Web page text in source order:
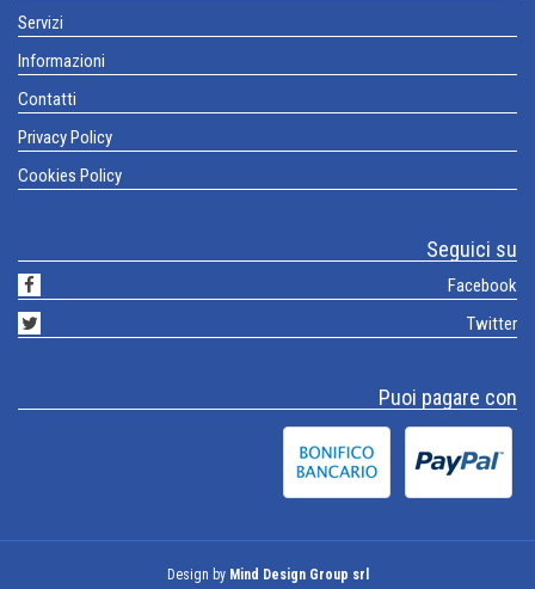
Servizi
Informazioni
Contatti
Privacy Policy
Cookies Policy
Seguici su
Facebook
Twitter
Puoi pagare con
Design by Mind Design Group srl